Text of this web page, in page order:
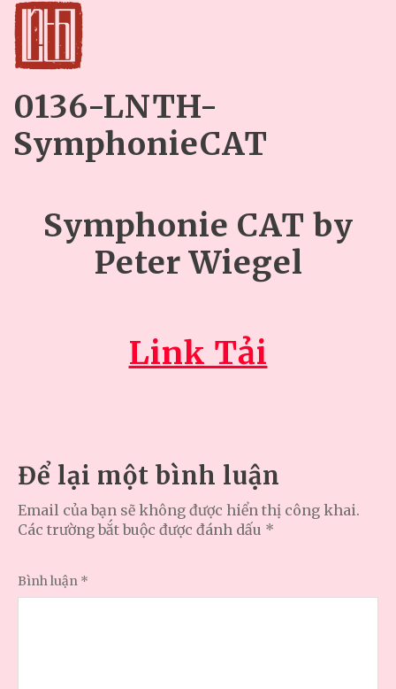
0136-LNTH-
SymphonieCAT
Symphonie CAT by
Peter Wiegel
Link Tải
Để lại một bình luận
Email của bạn sẽ không được hiển thị công khai.
Các trường bắt buộc được đánh dấu *
Bình luận *